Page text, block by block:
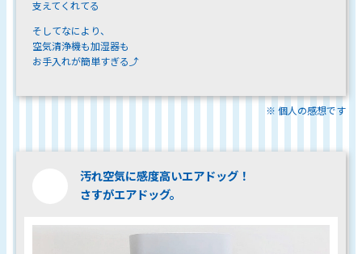
支えてくれてる
そしてなにより、
空気清浄機も加湿器も
お手入れが簡単すぎる⤴︎
※ 個人の感想です
汚れ空気に感度高いエアドッグ！
さすがエアドッグ。